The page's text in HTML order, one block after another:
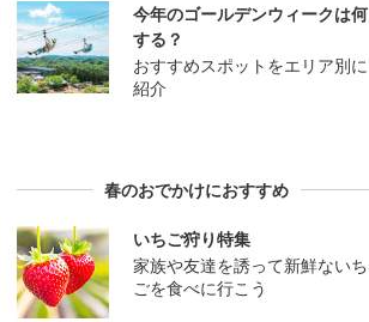
今年のゴールデンウィークは何
する？
おすすめスポットをエリア別に
紹介
春のおでかけにおすすめ
いちご狩り特集
家族や友達を誘って新鮮ないち
ごを食べに行こう